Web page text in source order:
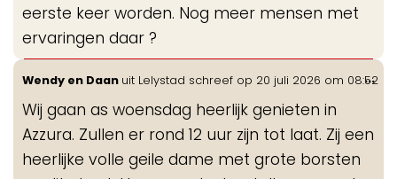
eerste keer worden. Nog meer mensen met
ervaringen daar ?
Wendy en Daan uit Lelystad schreef op 20 juli 2026 om 08:52
Wij gaan as woensdag heerlijk genieten in
Azzura. Zullen er rond 12 uur zijn tot laat. Zij een
heerlijke volle geile dame met grote borsten
...